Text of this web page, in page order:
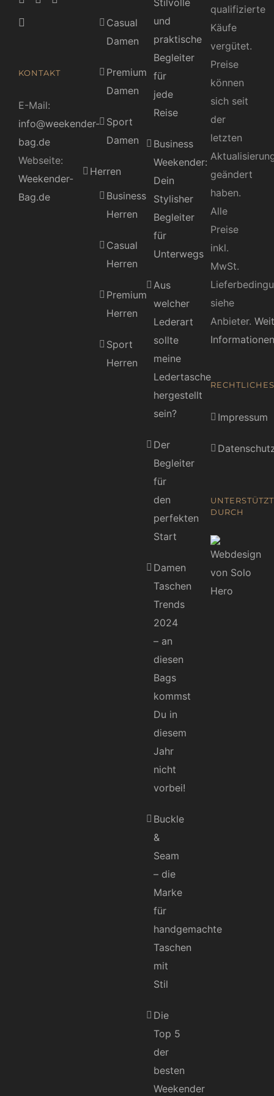
KONTAKT
E-Mail:
info@weekender-
bag.de
Webseite:
Weekender-
Bag.de
Casual
Damen
Premium
Damen
Sport
Damen
Herren
Business
Herren
Casual
Herren
Premium
Herren
Sport
Herren
Stilvolle
und
praktische
Begleiter
für
jede
Reise
Business
Weekender:
Dein
Stylisher
Begleiter
für
Unterwegs
Aus
welcher
Lederart
sollte
meine
Ledertasche
hergestellt
sein?
Der
Begleiter
für
den
perfekten
Start
Damen
Taschen
Trends
2024
– an
diesen
Bags
kommst
Du in
diesem
Jahr
nicht
vorbei!
Buckle
&
Seam
– die
Marke
für
handgemachte
Taschen
mit
Stil
Die
Top 5
der
besten
Weekender
qualifizierte
Käufe
vergütet.
Preise
können
sich seit
der
letzten
geändert
haben.
Alle
Preise
inkl.
MwSt.
siehe
Anbieter.
Informationen
RECHTLICHES
Impressum
UNTERSTÜTZT
DURCH